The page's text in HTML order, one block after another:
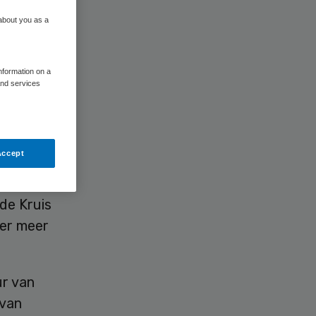
Kruis
meer
van
you as a
on a
services